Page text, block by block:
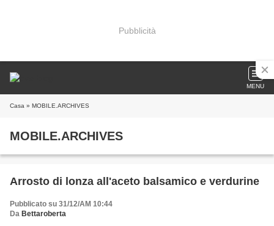
Pubblicità
MENU
Casa » MOBILE.ARCHIVES
MOBILE.ARCHIVES
Arrosto di lonza all'aceto balsamico e verdurine
Pubblicato su 31/12/AM 10:44
Da Bettaroberta